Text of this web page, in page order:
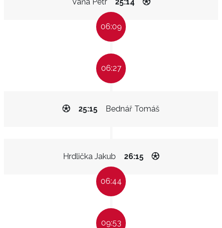
06:09
06:27
Bednář Tomáš
25:15
Hrdlička Jakub 26:15
06:44
09:53